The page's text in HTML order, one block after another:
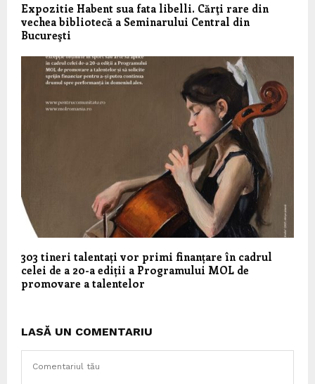
Expozitie Habent sua fata libelli. Cărţi rare din
vechea bibliotecă a Seminarului Central din
Bucureşti
303 tineri talentați vor primi finanțare în cadrul
celei de a 20-a ediții a Programului MOL de
promovare a talentelor
LASĂ UN COMENTARIU